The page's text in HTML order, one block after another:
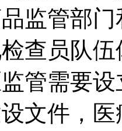
监管部
查员队
管需要
文件，